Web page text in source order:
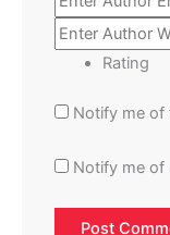
Rating
Notify me of
Notify me of